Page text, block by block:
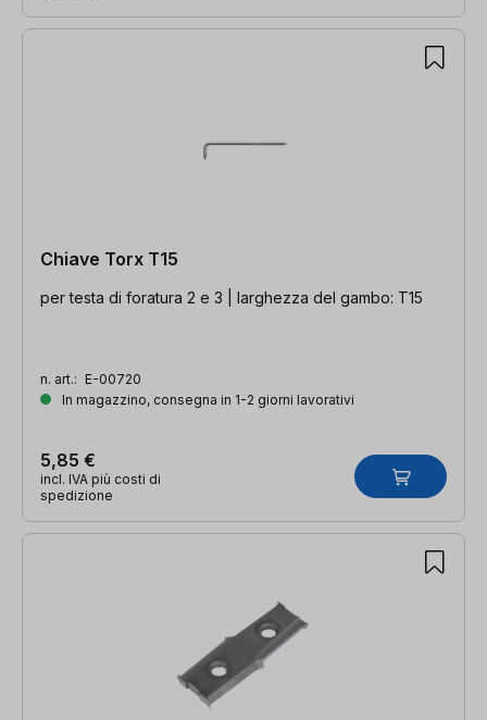
Chiave Torx T15
per testa di foratura 2 e 3 | larghezza del gambo: T15
n. art.: E-00720
In magazzino, consegna in 1-2 giorni lavorativi
5,85 €
incl. IVA più costi di
spedizione